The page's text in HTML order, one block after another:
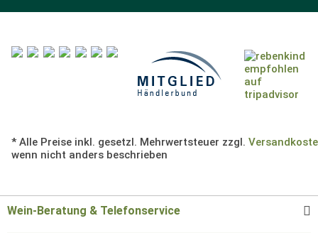
* Alle Preise inkl. gesetzl. Mehrwertsteuer zzgl.
wenn nicht anders beschrieben
Wein-Beratung & Telefonservice